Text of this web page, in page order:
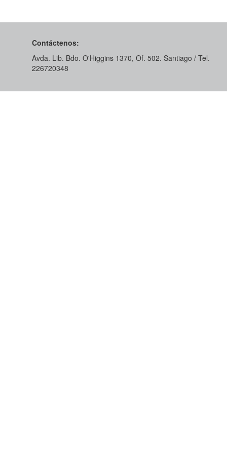
Contáctenos:
Avda. Lib. Bdo. O'Higgins 1370, Of. 502. Santiago / Tel.
226720348